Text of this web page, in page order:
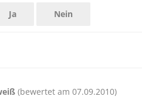
Ja Nein
(bewertet am 07.09.2010)